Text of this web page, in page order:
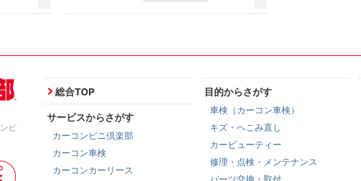
ビ
総合TOP
サービスからさがす
カーコンビニ倶楽部
カーコン車検
カーコンカーリース
目的からさがす
車検（カーコン車検）
キズ・へこみ直し
カービューティー
修理・点検・メンテナンス